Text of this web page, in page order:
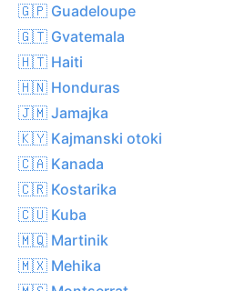
🇬🇵 Guadeloupe
🇬🇹 Gvatemala
🇭🇹 Haiti
🇭🇳 Honduras
🇯🇲 Jamajka
🇰🇾 Kajmanski otoki
🇨🇦 Kanada
🇨🇷 Kostarika
🇨🇺 Kuba
🇲🇶 Martinik
🇲🇽 Mehika